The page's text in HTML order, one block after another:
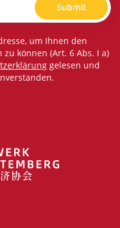
Submit
um Ihnen den
können (Art. 6 Abs. I a)
gelesen und